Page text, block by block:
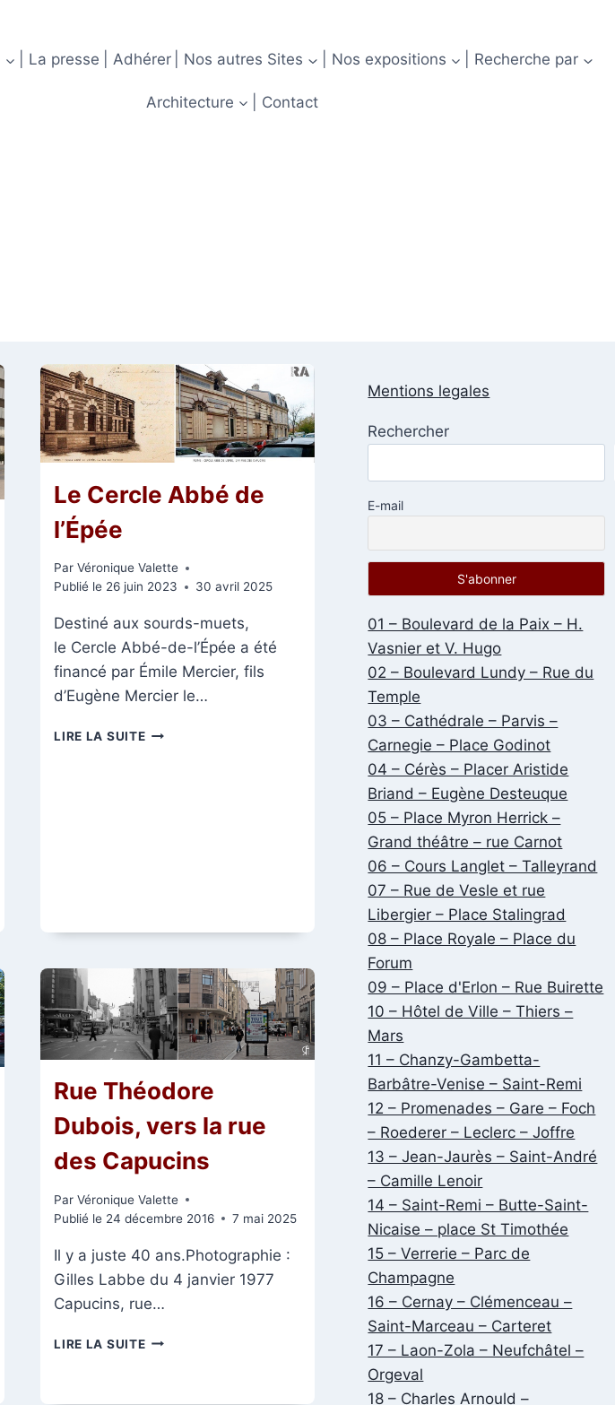
| La presse | Adhérer | Nos autres Sites | Nos expositions | Recherche par
Architecture | Contact
Le Cercle Abbé de
l’Épée
Par Véronique Valette
Publié le 26 juin 2023 30 avril 2025
Destiné aux sourds-muets,
le Cercle Abbé-de-l’Épée a été
financé par Émile Mercier, fils
d’Eugène Mercier le…
LIRE LA SUITELE
Rue Théodore
Dubois, vers la rue
des Capucins
Par Véronique Valette
Publié le 24 décembre 2016 7 mai 2025
Il y a juste 40 ans.Photographie :
Gilles Labbe du 4 janvier 1977
Capucins, rue…
LIRE LA SUITERUE
Mentions legales
Rechercher
E-mail
01 – Boulevard de la Paix – H.
Vasnier et V. Hugo
02 – Boulevard Lundy – Rue du
Temple
03 – Cathédrale – Parvis –
Carnegie – Place Godinot
04 – Cérès – Placer Aristide
Briand – Eugène Desteuque
05 – Place Myron Herrick –
Grand théâtre – rue Carnot
06 – Cours Langlet – Talleyrand
07 – Rue de Vesle et rue
Libergier – Place Stalingrad
08 – Place Royale – Place du
Forum
09 – Place d'Erlon – Rue Buirette
10 – Hôtel de Ville – Thiers –
Mars
11 – Chanzy-Gambetta-
Barbâtre-Venise – Saint-Remi
12 – Promenades – Gare – Foch
– Roederer – Leclerc – Joffre
13 – Jean-Jaurès – Saint-André
– Camille Lenoir
14 – Saint-Remi – Butte-Saint-
Nicaise – place St Timothée
15 – Verrerie – Parc de
Champagne
16 – Cernay – Clémenceau –
Saint-Marceau – Carteret
17 – Laon-Zola – Neufchâtel –
Orgeval
18 – Charles Arnould –